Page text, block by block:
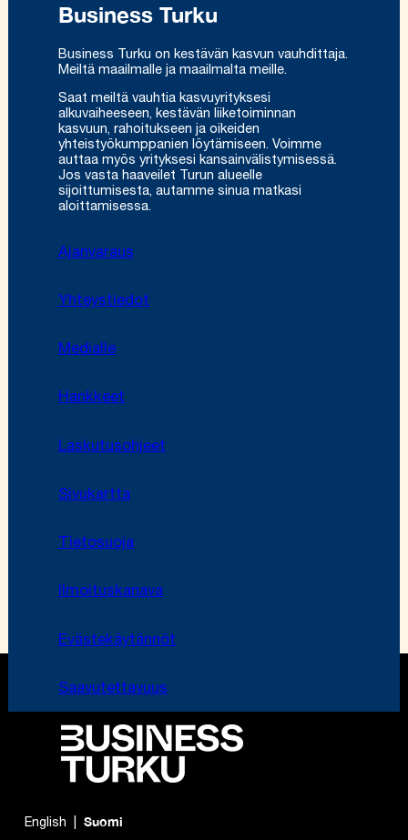
Business Turku
Business Turku on kestävän kasvun vauhdittaja.
Meiltä maailmalle ja maailmalta meille.
Saat meiltä vauhtia kasvuyrityksesi
alkuvaiheeseen, kestävän liiketoiminnan
kasvuun, rahoitukseen ja oikeiden
yhteistyökumppanien löytämiseen. Voimme
auttaa myös yrityksesi kansainvälistymisessä.
Jos vasta haaveilet Turun alueelle
sijoittumisesta, autamme sinua matkasi
aloittamisessa.
Ajanvaraus
Yhteystiedot
Medialle
Hankkeet
Laskutusohjeet
Sivukartta
Tietosuoja
Ilmoituskanava
Evästekäytännöt
Saavutettavuus
English Suomi